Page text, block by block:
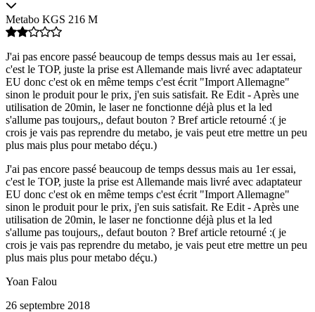
Metabo KGS 216 M
J'ai pas encore passé beaucoup de temps dessus mais au 1er essai,
c'est le TOP, juste la prise est Allemande mais livré avec adaptateur
EU donc c'est ok en même temps c'est écrit "Import Allemagne"
sinon le produit pour le prix, j'en suis satisfait. Re Edit - Après une
utilisation de 20min, le laser ne fonctionne déjà plus et la led
s'allume pas toujours,, defaut bouton ? Bref article retourné :( je
crois je vais pas reprendre du metabo, je vais peut etre mettre un peu
plus mais plus pour metabo déçu.)
J'ai pas encore passé beaucoup de temps dessus mais au 1er essai,
c'est le TOP, juste la prise est Allemande mais livré avec adaptateur
EU donc c'est ok en même temps c'est écrit "Import Allemagne"
sinon le produit pour le prix, j'en suis satisfait. Re Edit - Après une
utilisation de 20min, le laser ne fonctionne déjà plus et la led
s'allume pas toujours,, defaut bouton ? Bref article retourné :( je
crois je vais pas reprendre du metabo, je vais peut etre mettre un peu
plus mais plus pour metabo déçu.)
Yoan Falou
26 septembre 2018